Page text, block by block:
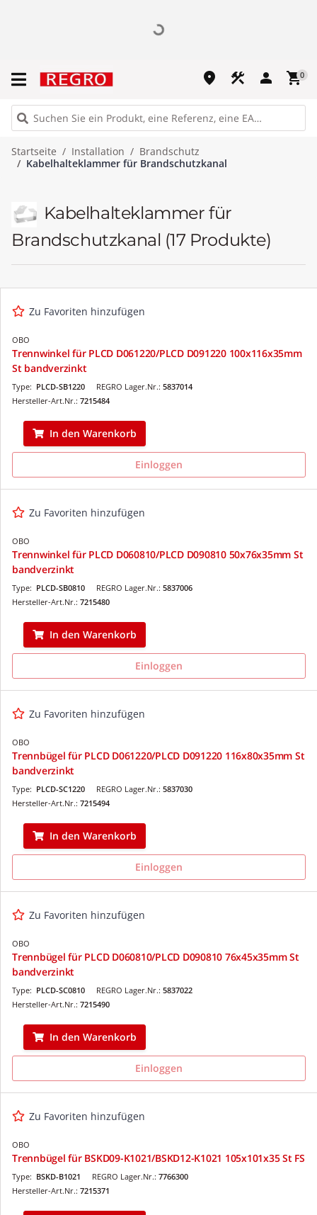
place construction person shopping_cart0
Startseite Installation
Brandschutz
Kabelhalteklammer für Brandschutzkanal
Kabelhalteklammer für
Brandschutzkanal (17 Produkte)
Zu Favoriten hinzufügen
OBO
Trennwinkel für PLCD D061220/PLCD D091220 100x116x35mm
St bandverzinkt
REGRO Lager.Nr.: 5837014
Type: PLCD-SB1220
Hersteller-Art.Nr.: 7215484
In den Warenkorb
Einloggen
Zu Favoriten hinzufügen
OBO
Trennwinkel für PLCD D060810/PLCD D090810 50x76x35mm St
bandverzinkt
REGRO Lager.Nr.: 5837006
Type: PLCD-SB0810
Hersteller-Art.Nr.: 7215480
In den Warenkorb
Einloggen
Zu Favoriten hinzufügen
OBO
Trennbügel für PLCD D061220/PLCD D091220 116x80x35mm St
bandverzinkt
REGRO Lager.Nr.: 5837030
Type: PLCD-SC1220
Hersteller-Art.Nr.: 7215494
In den Warenkorb
Einloggen
Zu Favoriten hinzufügen
OBO
Trennbügel für PLCD D060810/PLCD D090810 76x45x35mm St
bandverzinkt
REGRO Lager.Nr.: 5837022
Type: PLCD-SC0810
Hersteller-Art.Nr.: 7215490
In den Warenkorb
Einloggen
Zu Favoriten hinzufügen
OBO
Trennbügel für BSKD09-K1021/BSKD12-K1021 105x101x35 St FS
REGRO Lager.Nr.: 7766300
Type: BSKD-B1021
Hersteller-Art.Nr.: 7215371